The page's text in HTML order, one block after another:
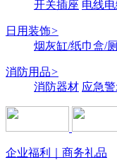
开关插座 电线
日用装饰>
烟灰缸/纸巾盒/
消防用品>
消防器材 应急
企业福利｜商务礼品